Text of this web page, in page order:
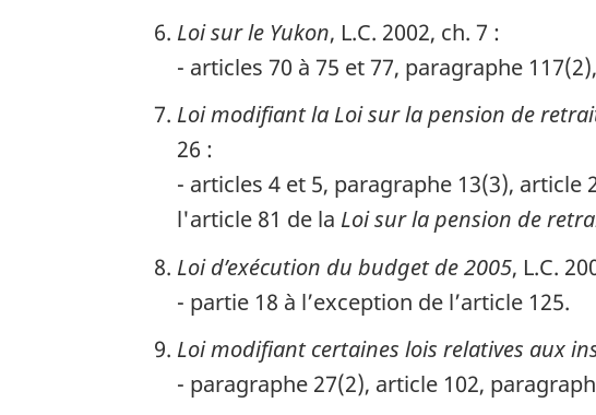
Loi sur le Yukon, L.C. 2002, ch. 7 :
- articles 70 à 75 et 77, paragraphe
Loi modifiant la Loi sur la pension de
26 :
- articles 4 et 5, paragraphe 13(3), article
l'article 81 de la Loi sur la pension de
Loi d’exécution du budget de 2005, L.C.
- partie 18 à l’exception de l’article 125.
Loi modifiant certaines lois relatives aux
- paragraphe 27(2), article 102,